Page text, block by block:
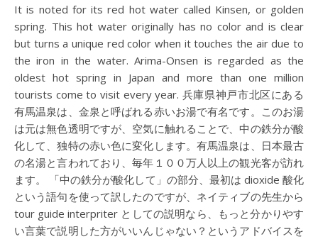
It is noted for its red hot water called Kinsen, or golden
spring. This hot water originally has no color and is clear
but turns a unique red color when it touches the air due to
the iron in the water. Arima-Onsen is regarded as the
oldest hot spring in Japan and more than one million
tourists come to visit every year. 兵庫県神戸市北区にある
有馬温泉は、金泉と呼ばれる赤いお湯で有名です。このお湯
は元は無色透明ですが、空気に触れることで、中の鉄分が酸
化して、独特の赤い色に変化します。有馬温泉は、日本最古
の名湯と言われており、毎年１００万人以上の観光客が訪れ
ます。 「中の鉄分が酸化して」の部分、最初は dioxide 酸化
という語句を使って訳したのですが、ネイティブの先生から
tour guide interpriter としての説明なら、もっと分かりやす
い言葉で説明した方がいいんじゃない？というアドバイスを